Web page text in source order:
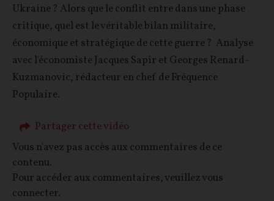
Ukraine ? Alors que le conflit entre dans une phase
critique, quel est le véritable bilan militaire,
économique et stratégique de cette guerre ? Analyse
avec l'économiste Jacques Sapir et Georges Renard-
Kuzmanovic, rédacteur en chef de Fréquence
Populaire.
Partager cette vidéo
Vous n'avez pas accès aux commentaires de ce
contenu.
Pour accéder aux commentaires, veuillez vous
connecter.